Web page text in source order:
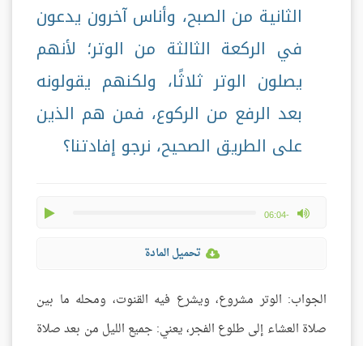
الثانية من الصبح، وأناس آخرون يدعون
في الركعة الثالثة من الوتر؛ لأنهم
يصلون الوتر ثلاثًا، ولكنهم يقولونه
بعد الرفع من الركوع، فمن هم الذين
على الطريق الصحيح، نرجو إفادتنا؟
-06:04
max volume
تحميل المادة
الجواب: الوتر مشروع، ويشرع فيه القنوت، ومحله ما بين
صلاة العشاء إلى طلوع الفجر، يعني: جميع الليل من بعد صلاة